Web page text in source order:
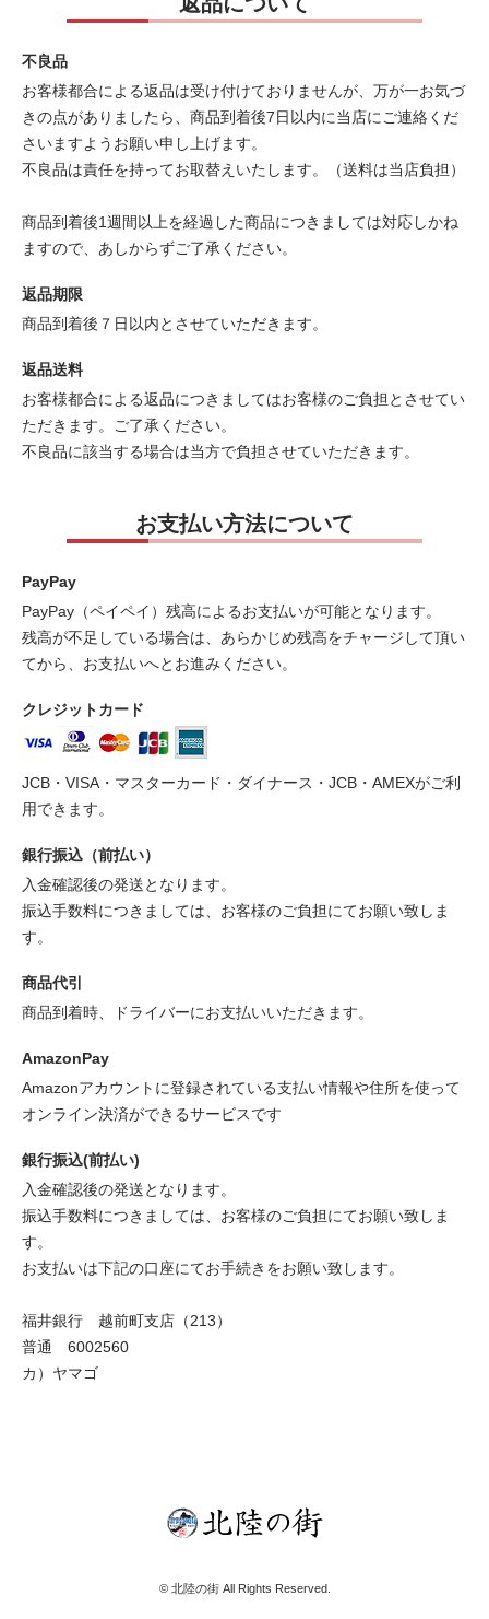
不良品
お客様都合による返品は受け付けておりませんが、万が一お気づ
きの点がありましたら、商品到着後7日以内に当店にご連絡くだ
さいますようお願い申し上げます。
不良品は責任を持ってお取替えいたします。（送料は当店負担）
商品到着後1週間以上を経過した商品につきましては対応しかね
ますので、あしからずご了承ください。
返品期限
商品到着後７日以内とさせていただきます。
返品送料
お客様都合による返品につきましてはお客様のご負担とさせてい
ただきます。ご了承ください。
不良品に該当する場合は当方で負担させていただきます。
お支払い方法について
PayPay
PayPay（ペイペイ）残高によるお支払いが可能となります。
残高が不足している場合は、あらかじめ残高をチャージして頂い
てから、お支払いへとお進みください。
クレジットカード
JCB・VISA・マスターカード・ダイナース・JCB・AMEXがご利
用できます。
銀行振込（前払い）
入金確認後の発送となります。
振込手数料につきましては、お客様のご負担にてお願い致しま
す。
商品代引
商品到着時、ドライバーにお支払いいただきます。
AmazonPay
Amazonアカウントに登録されている支払い情報や住所を使って
オンライン決済ができるサービスです
銀行振込(前払い)
入金確認後の発送となります。
振込手数料につきましては、お客様のご負担にてお願い致しま
す。
お支払いは下記の口座にてお手続きをお願い致します。
福井銀行 越前町支店（213）
普通 6002560
カ）ヤマゴ
© 北陸の街 All Rights Reserved.